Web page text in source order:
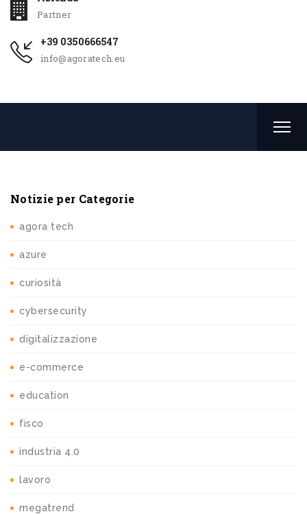
Partner
+39 0350666547
info@agoratech.eu
Notizie per Categorie
agora tech
azure
curiosità
cybersecurity
digitalizzazione
e-commerce
education
fisco
industria 4.0
lavoro
megatrend